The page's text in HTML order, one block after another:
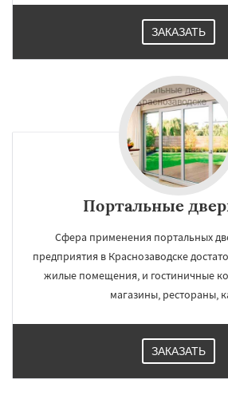
ЗАКАЗАТЬ
Портальные
Сфера применения портальных
предприятия в Краснозаводске
жилые помещения, и гостиничные
магазины, рестораны,
ЗАКАЗАТЬ